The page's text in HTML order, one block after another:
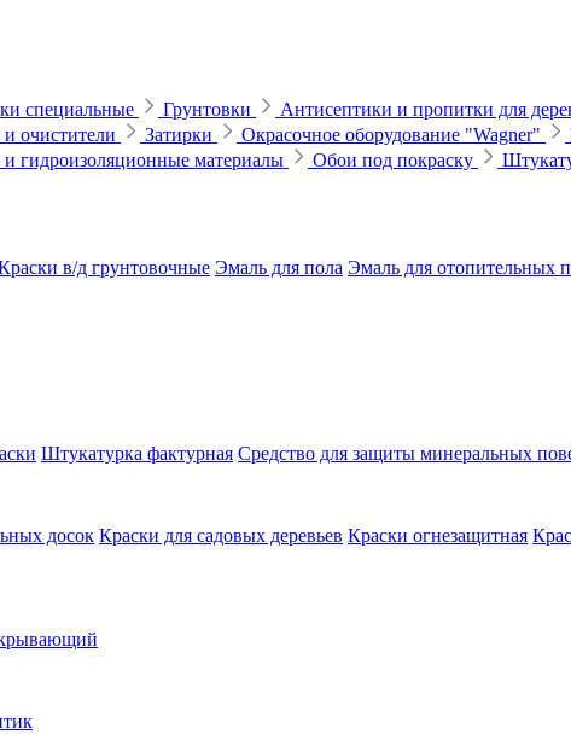
специальные Грунтовки Антисептики и пропитки для
очистители Затирки Окрасочное оборудование "Wagner"
гидроизоляционные материалы Обои под покраску
в/д грунтовочные Эмаль для пола Эмаль для отопительных
Штукатурка фактурная Средство для защиты минеральных
досок Краски для садовых деревьев Краски огнезащитная